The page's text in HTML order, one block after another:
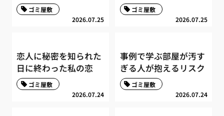
2026.07.25
ゴミ屋敷
2026.07.25
ゴミ屋敷
恋人に秘密を知られた
日に終わった私の恋
2026.07.24
ゴミ屋敷
事例で学ぶ部屋が汚す
ぎる人が抱えるリスク
2026.07.24
ゴミ屋敷